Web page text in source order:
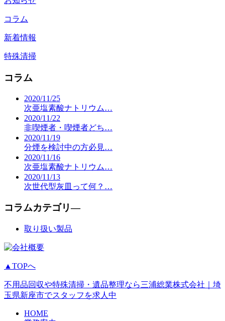
コラム
新着情報
特殊清掃
コラム
2020/11/25
次亜塩素酸ナトリウム…
2020/11/22
非喫煙者・喫煙者どち…
2020/11/19
分煙を検討中の方必見…
2020/11/16
次亜塩素酸ナトリウム…
2020/11/13
次世代型灰皿って何？…
コラムカテゴリ―
取り扱い製品
▲TOPへ
不用品回収や特殊清掃・遺品整理なら三浦総業株式会社｜埼
玉県新座市でスタッフを求人中
HOME